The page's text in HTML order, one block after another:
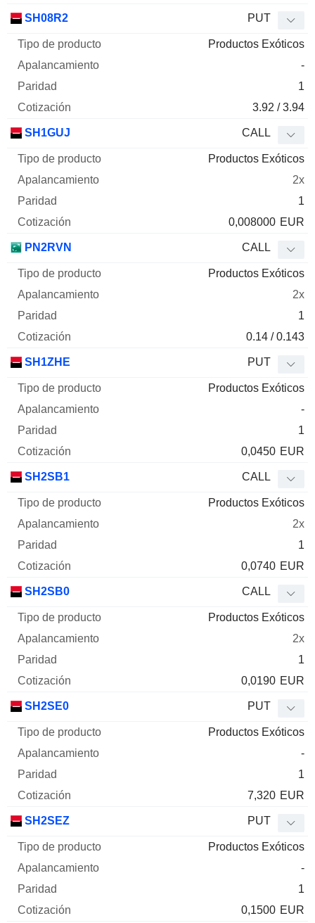
SH08R2 PUT
Productos Exóticos
-
1
3.92 / 3.94
SH1GUJ CALL
Productos Exóticos
2x
1
0,008000 EUR
PN2RVN CALL
Productos Exóticos
2x
1
0.14 / 0.143
SH1ZHE PUT
Productos Exóticos
-
1
0,0450 EUR
SH2SB1 CALL
Productos Exóticos
2x
1
0,0740 EUR
SH2SB0 CALL
Productos Exóticos
2x
1
0,0190 EUR
SH2SE0 PUT
Productos Exóticos
-
1
7,320 EUR
SH2SEZ PUT
Productos Exóticos
-
1
0,1500 EUR